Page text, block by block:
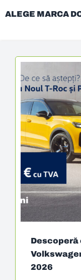
ALEGE MARCA
Descoperă
2026